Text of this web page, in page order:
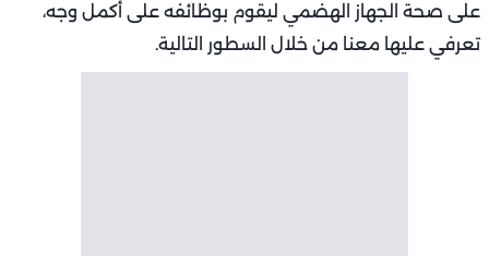
على صحة الجهاز الهضمي ليقوم بوظائفه على أكمل وجه،
تعرفي عليها معنا من خلال السطور التالية.